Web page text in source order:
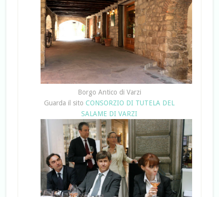
Borgo Antico di Varzi
Guarda il sito CONSORZIO DI TUTELA DEL
SALAME DI VARZI